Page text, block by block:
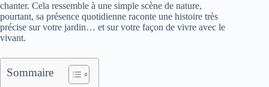
chanter. Cela ressemble à une simple scène de nature,
pourtant, sa présence quotidienne raconte une histoire très
précise sur votre jardin… et sur votre façon de vivre avec le
vivant.
Sommaire